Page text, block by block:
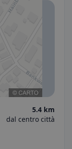
5.4 km
dal centro città